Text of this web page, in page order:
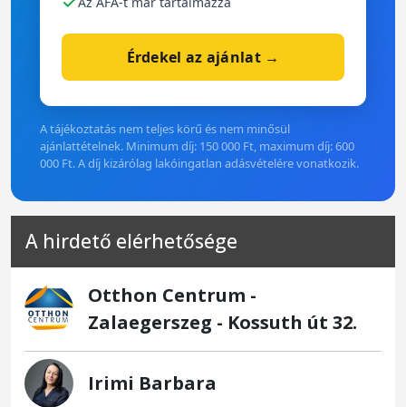
Érdekel az ajánlat →
A tájékoztatás nem teljes körű és nem minősül
ajánlattételnek. Minimum díj: 150 000 Ft, maximum díj: 600
000 Ft. A díj kizárólag lakóingatlan adásvételére vonatkozik.
A hirdető elérhetősége
Otthon Centrum -
Zalaegerszeg - Kossuth út 32.
Irimi Barbara